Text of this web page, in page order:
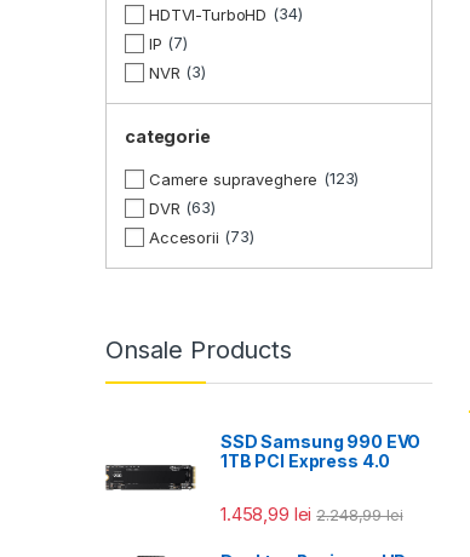
HDTVI-TurboHD
34
IP
7
NVR 3
categorie
Camere supraveghere
123
DVR
63
Accesorii
73
Onsale Products
SSD Samsung 990 EVO
1TB PCI Express 4.0
1.458,99 lei 2.248,99lei